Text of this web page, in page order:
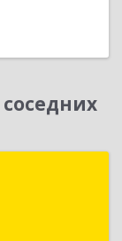
ул,